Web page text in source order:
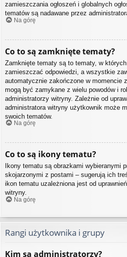
zamieszczania ogłoszeń i globalnych
tematów są nadawane przez
Na górę
Co to są zamknięte tematy?
Zamknięte tematy są to tematy, w
zamieszczać odpowiedzi, a wszystkie
automatycznie zakończone w momencie
mogą być zamykane z wielu powodów i
administratorzy witryny. Zależnie od
administratora witryny użytkownik może
swoich tematów.
Na górę
Co to są ikony tematu?
Ikony tematu są obrazkami wybieranymi
skojarzonymi z postami – sugerują ich
ikon tematu uzależniona jest od
witryny.
Na górę
Rangi użytkownika i grupy
Kim są administratorzy?